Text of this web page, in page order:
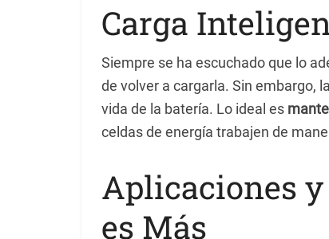
Carga
Siempre se ha escuchado que lo
de volver a cargarla. Sin embargo,
vida de la batería. Lo ideal es
celdas de energía trabajen de
Aplicaciones
es Más